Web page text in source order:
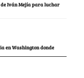
Iván Mejía para luchar
en Washington donde